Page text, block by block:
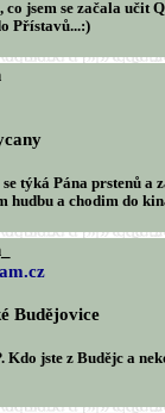
jsem se začala učit
Přístavů...:)
týká Pána prstenů a
hudbu a chodim do
Budějovice
Kdo jste z Budějc a